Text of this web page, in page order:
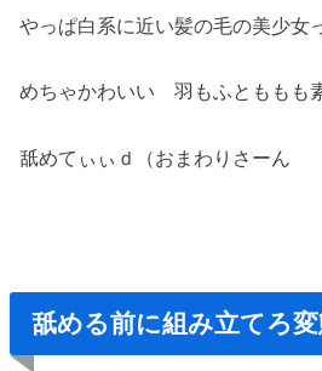
やっぱ白系に近い髪の毛の美少女
めちゃかわいい 羽もふとももも
舐めてぃぃｄ（おまわりさーん
舐める前に組み立てろ